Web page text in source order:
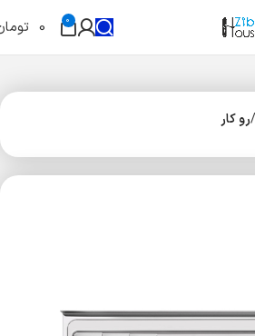
0
0
رو کار